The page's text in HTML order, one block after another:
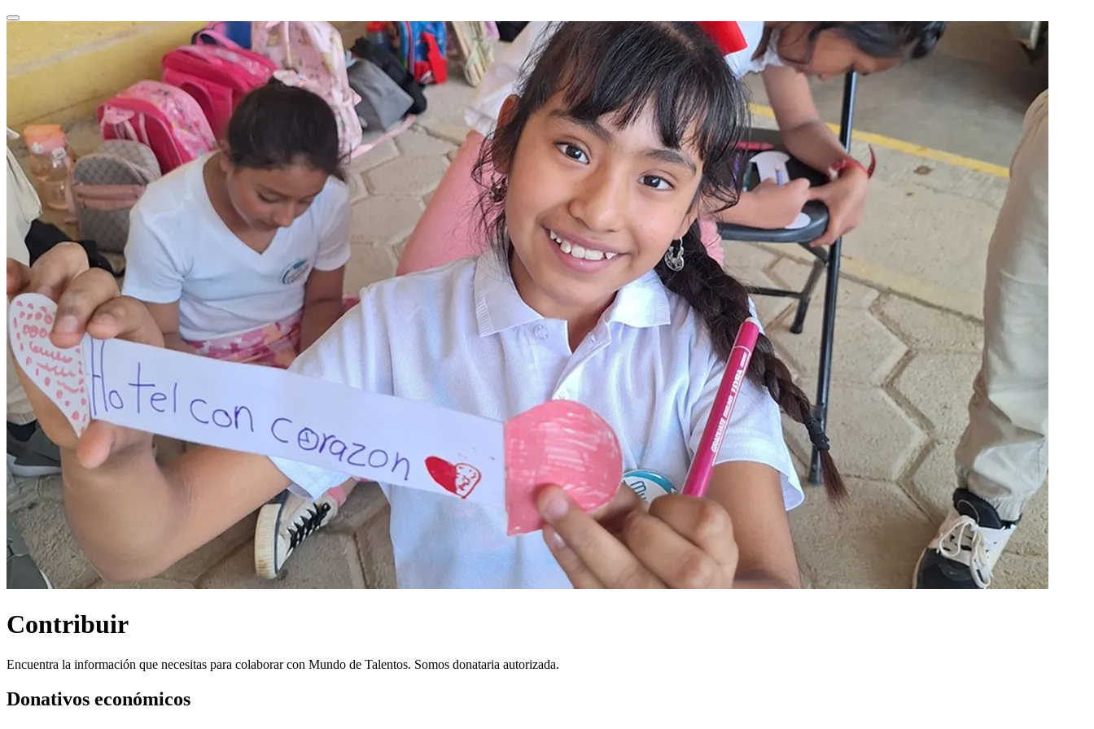
Contribuir
Encuentra la información que necesitas para colaborar con Mundo de Talentos. Somos donataria autorizada.
Donativos económicos